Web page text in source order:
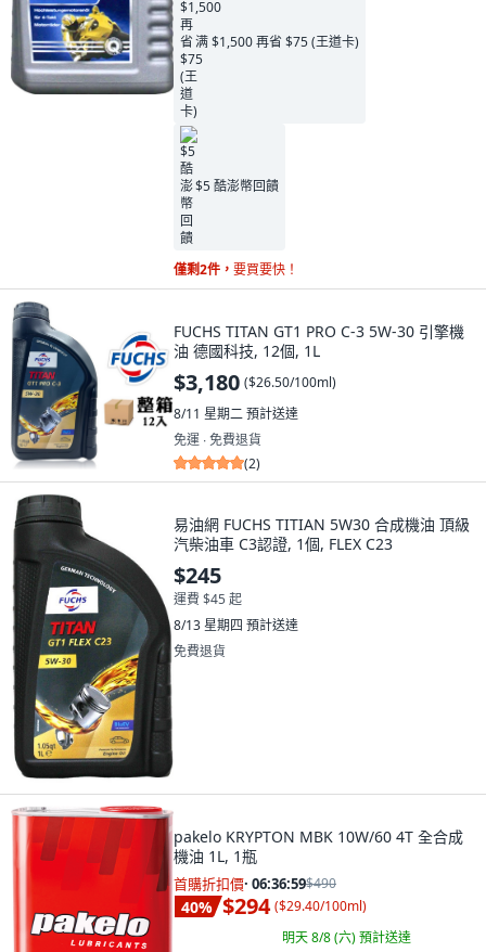
满 $1,500 再省 $75 (王道卡)
$5 酷澎幣回饋
僅剩2件， 要買要快！
FUCHS TITAN GT1 PRO C-3 5W-30 引擎機
油 德國科技, 12個, 1L
$3,180 ($26.50/100ml)
8/11 星期二預計送達
免運 ∙ 免費退貨
(2)
易油網 FUCHS TITIAN 5W30 合成機油 頂級
汽柴油車 C3認證, 1個, FLEX C23
$245
運費 $45 起
8/13 星期四 預計送達
免費退貨
pakelo KRYPTON MBK 10W/60 4T 全合成
機油 1L, 1瓶
首購折扣價· 06:36:57$490
40% $294 ($29.40/100ml)
明天 8/8 (六)預計送達